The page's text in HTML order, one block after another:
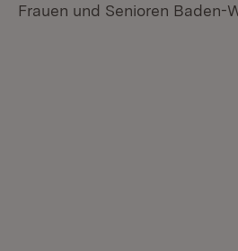
Frauen und Senioren Baden-